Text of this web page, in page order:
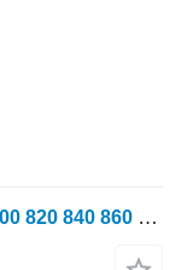
Claas Hidraulična pumpa za Jaguar 800 820 840 860 880 za Claas Jaguar 800 820 840 860 880 krmnog kombajna